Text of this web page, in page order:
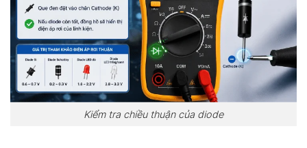
Kiểm tra chiều thuận của diode